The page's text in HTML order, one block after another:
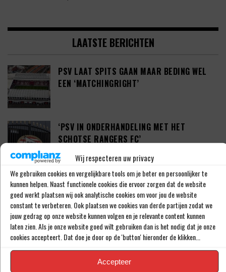
Wij respecteren uw privacy
We gebruiken cookies en vergelijkbare tools om je beter en persoonlijker te
kunnen helpen. Naast functionele cookies die ervoor zorgen dat de website
goed werkt plaatsen wij ook analytische cookies om voor jou de website
constant te verbeteren. Ook plaatsen we cookies van derde partijen zodat we
jouw gedrag op onze website kunnen volgen en je relevante content kunnen
laten zien. Als je onze website goed wilt gebruiken dan is het nodig dat je onze
cookies accepteert. Dat doe je door op de 'button' hieronder de klikken...
Accepteer
LAATSTE BERICHTEN
PSV LAAT SPITS GAAN MAAR BEDING WEL
EEN ‘MATCHINGRIGHT’
‘PSV IN ONDERHANDELING MET HET
SCHOTSE RANGERS FC’
‘PSV WIL ZICH GAAN VERSTERKEN MET 29-
JARIGE ADAMA CAMARA’
JOEL DROMMEL (29) TEKENT VOOR VIER
JAAR BIJ FC TWENTE